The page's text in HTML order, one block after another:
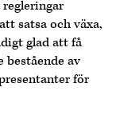
satsa och växa,
glad att få
bestående av
för